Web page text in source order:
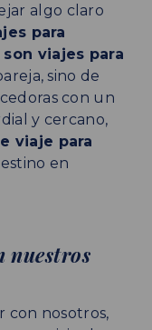
algo claro
para
viajes para
sino de
con un
y cercano,
viaje para
en
nuestros
con nosotros,